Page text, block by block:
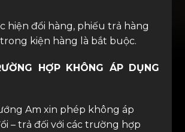
hiện đổi hàng, phiếu trả hàng
kiện hàng là bắt buộc.
HỢP KHÔNG ÁP DỤNG
Am xin phép không áp
– trả đối với các trường hợp